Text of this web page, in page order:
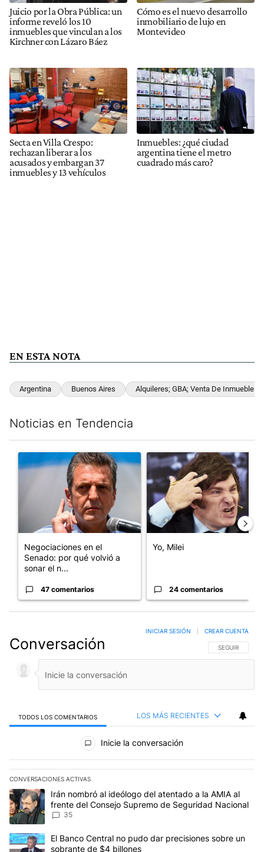
Juicio por la Obra Pública: un
informe reveló los 10
inmuebles que vinculan a los
Kirchner con Lázaro Báez
Cómo es el nuevo desarrollo
inmobiliario de lujo en
Montevideo
Secta en Villa Crespo:
rechazan liberar a los
acusados y embargan 37
inmuebles y 13 vehículos
Inmuebles: ¿qué ciudad
argentina tiene el metro
cuadrado más caro?
EN ESTA NOTA
Argentina Buenos Aires Alquileres; GBA; Venta De Inmuebles
Noticias en Tendencia
Un artículo de tendencia con el título "Negociaciones en el
Negociaciones en el
Senado: por qué volvió a
sonar el n...
47 comentarios
Un artículo de tendencia con
Yo, Milei
24 comentarios
Conversación SIGA ESTA
SEGUIR
INICIAR SESIÓN CREAR CUENTA
TODOS LOS COMENTARIOS LOS MÁS RECIENTES
Todos los comentarios
Inicie la conversación
CONVERSACIONES ACTIVAS
Este listado muestra los artículos con más comentarios en los
Un artículo de tendencia con el título "Irán nombró al ideólogo
Irán nombró al ideólogo del atentado a la AMIA al
frente del Consejo Supremo de Seguridad Nacional
35
Un artículo de tendencia con el título "El Banco Central no pudo
El Banco Central no pudo dar precisiones sobre un
sobrante de $4 billones